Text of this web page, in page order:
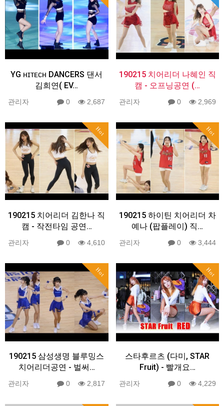
YG ʜɪᴛᴇᴄʜ DANCERS 댄서
김희연( EV…
관리자 0 2,687
190215 치어리더 나혜인 직
캠 - 오프닝공연 (…
관리자 0 2,969
Hot
190215 치어리더 김한나 직
캠 - 작전타임 공연…
관리자 0 4,610
Hot
190215 하이틴 치어리더 차
예나 (팝플레이) 직…
관리자 0 3,444
Hot
190215 삼성생명 블루밍스
치어리더공연 - 벌써…
관리자 0 2,817
Hot
스타후르츠 (다미, STAR
Fruit) - 빨개요…
관리자 0 4,229